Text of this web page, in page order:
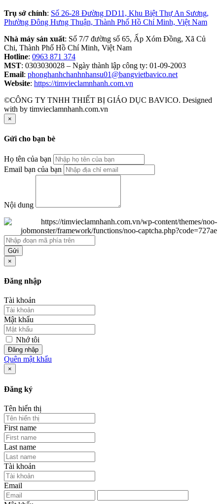
Trụ sở chính: Số 26-28 Đường DD11, Khu Biệt Thự An Sương,
Phường Đông Hưng Thuận, Thành Phố Hồ Chí Minh, Việt Nam
Nhà máy sản xuất: Số 7/7 đường số 65, Ấp Xóm Đồng, Xã Củ
Chi, Thành Phố Hồ Chí Minh, Việt Nam
Hotline: 0963 871 374
MST: 0303030028 – Ngày thành lập công ty: 01-09-2003
Email: phonghanhchanhnhansu01@bangvietbavico.net
Website: https://timvieclamnhanh.com.vn
©CÔNG TY TNHH THIẾT BỊ GIÁO DỤC BAVICO. Designed
with by timvieclamnhanh.com.vn
×
Gửi cho bạn bè
Họ tên của bạn
Email bạn của bạn
Nội dung
Gửi
×
Đăng nhập
Tài khoản
Mật khẩu
Nhớ tôi
Đăng nhập
Quên mật khẩu
×
Đăng ký
Tên hiển thị
First name
Last name
Tài khoản
Email